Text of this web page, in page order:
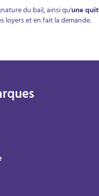
du bail, ainsi qu'une
loyers et en fait la demande.